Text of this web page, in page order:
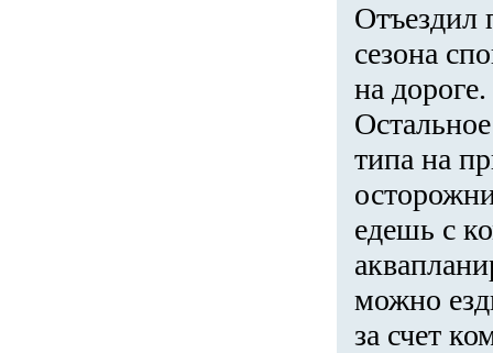
Отъездил
сезона
на
типа на
едешь с
можно
за счет